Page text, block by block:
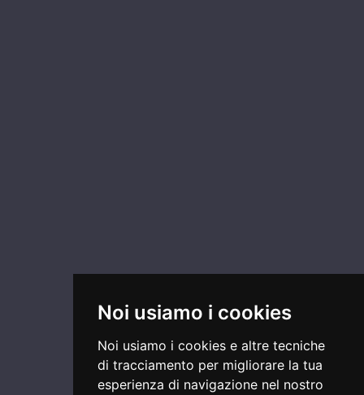
Noi usiamo i cookies
Noi usiamo i cookies e altre tecniche
di tracciamento per migliorare la tua
esperienza di navigazione nel nostro